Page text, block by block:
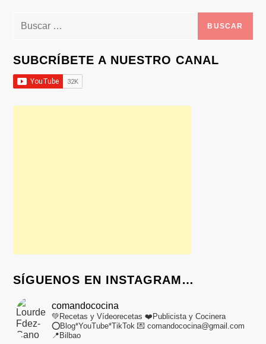
Buscar:
SUBCRÍBETE A NUESTRO CANAL
SÍGUENOS EN INSTAGRAM…
comandococina
💚Recetas y Vídeorecetas ❤️Publicista y Cocinera
⭕Blog*YouTube*TikTok 💌 comandococina@gmail.com
📍Bilbao